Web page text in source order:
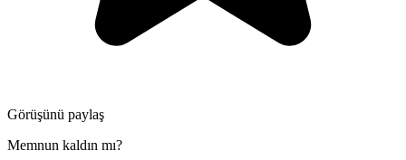
Görüşünü paylaş
Memnun kaldın mı?